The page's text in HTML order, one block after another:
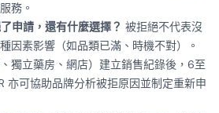
務 。
申請，還有什麼選擇？ 被拒絕不代表沒
因素影響（如品類已滿、時機不對）。
獨立藥房、網店）建立銷售紀錄後，6至
亦可協助品牌分析被拒原因並制定重新申